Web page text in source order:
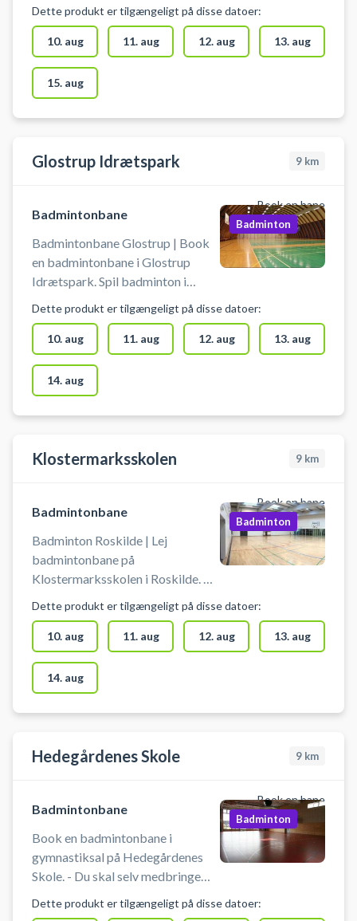
badmintonbanerne i Tunehallerne
gennem Tune IF Badminton. Der er
gratis parkering og omklædning
og badefaciliteter i hallen. Du skal
selv medbringe ketcher og bolde.
Dette produkt er tilgængeligt på disse datoer:
10. aug 11. aug 12. aug 13. aug
15. aug
Glostrup Idrætspark 9 km
Book en bane
Badmintonbane
Badmintonbane Glostrup | Book
en badmintonbane i Glostrup
Idrætspark. Spil badminton i
badmintonbanerne i
idrætsparkens haller.
Badminton
Dette produkt er tilgængeligt på disse datoer:
10. aug 11. aug 12. aug 13. aug
14. aug
Klostermarksskolen 9 km
Book en bane
Badmintonbane
Badminton Roskilde | Lej
badmintonbane på
Klostermarksskolen i Roskilde. Du
bolde.
Badminton
Dette produkt er tilgængeligt på disse datoer:
10. aug 11. aug 12. aug 13. aug
14. aug
Hedegårdenes Skole 9 km
Book en bane
Badmintonbane
Book en badmintonbane i
gymnastiksal på Hedegårdenes
Skole. - Du skal selv medbringe
tage net op og ned i
Badminton
Dette produkt er tilgængeligt på disse datoer: